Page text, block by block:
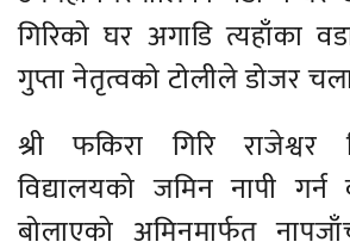
गिरिको घर अगाडि त्यहाँका
गुप्ता नेतृत्वको टोलीले डोजर
श्री फकिरा गिरि राजेश्वर
विद्यालयको जमिन नापी
बोलाएको अमिनमार्फत